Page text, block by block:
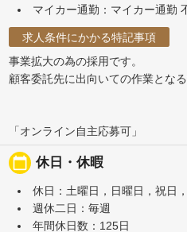
マイカー通勤：マイカー通勤
求人条件にかかる特記事項
事業拡大の為の採用です。
顧客委託先に出向いての作業とな
「オンライン自主応募可」
calendar_today 休日・休暇
休日：土曜日，日曜日，祝日
週休二日：毎週
年間休日数：125日